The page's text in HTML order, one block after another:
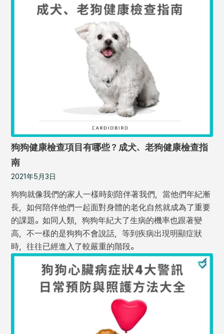
狗狗健康檢查項目有哪些？成犬、老狗健康檢查指
南
2021年5月3日
狗狗就像我們的家人一樣時刻陪伴著我們，當他們年紀漸
長，如何陪伴他們一起面對身體的老化自然就成為了重要
的課題。如同人類，狗狗年紀大了生病的機率也跟著變
高，不一樣的是狗狗不會說話，等到疾病出現明顯症狀
時，往往已經進入了較嚴重的階段。